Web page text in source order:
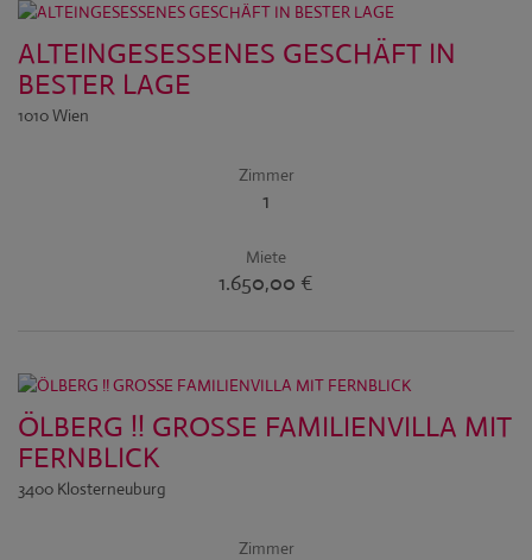
ALTEINGESESSENES GESCHÄFT IN
BESTER LAGE
1010 Wien
Zimmer
1
Miete
1.650,00 €
ÖLBERG !! GROSSE FAMILIENVILLA MIT
FERNBLICK
3400 Klosterneuburg
Zimmer